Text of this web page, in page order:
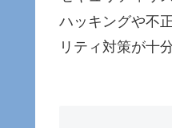
ハッキングや不
リティ対策が十